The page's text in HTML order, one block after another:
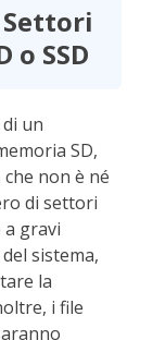
o SSD
un
SD,
non è né
di settori
gravi
sistema,
la
i file